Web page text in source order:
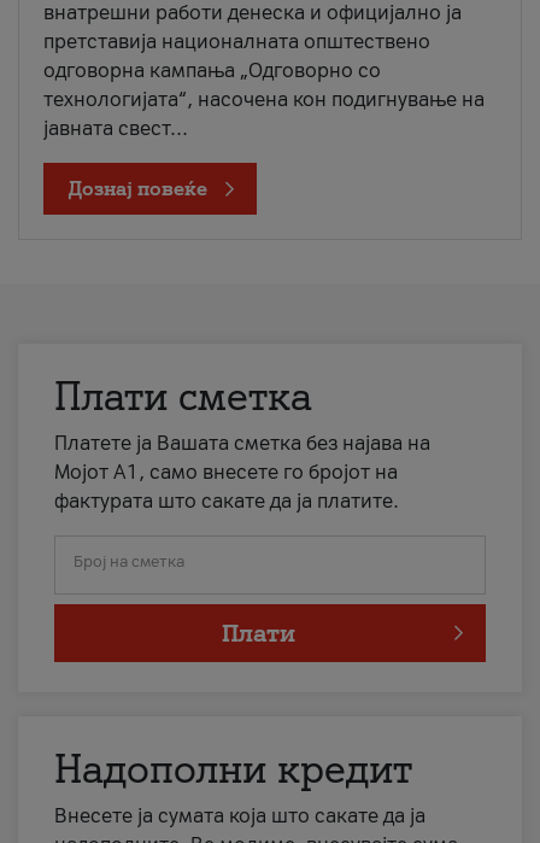
внатрешни работи денеска и официјално ја
претставија националната општествено
одговорна кампања „Одговорно со
технологијата“, насочена кон подигнување на
јавната свест...
Дознај повеќе
Плати сметка
Платете ја Вашата сметка без најава на
Мојот А1, само внесете го бројот на
фактурата што сакате да ја платите.
Број на сметка
Плати
Надополни кредит
Внесете ја сумата која што сакате да ја